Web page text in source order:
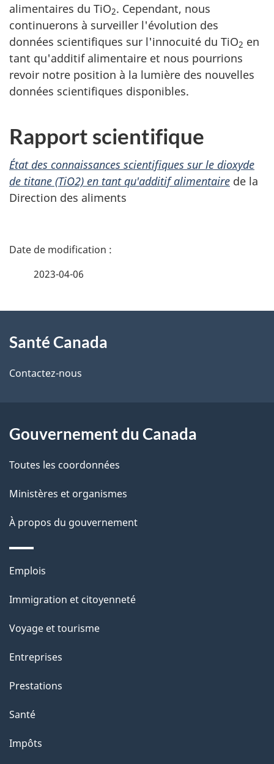
alimentaires du TiO2. Cependant, nous
continuerons à surveiller l'évolution des
données scientifiques sur l'innocuité du TiO2 en
tant qu'additif alimentaire et nous pourrions
revoir notre position à la lumière des nouvelles
données scientifiques disponibles.
Rapport scientifique
État des connaissances scientifiques sur le dioxyde
de titane (TiO2) en tant qu'additif alimentaire de la
Direction des aliments
D
i
l
d
e
p
a
2023-04-06
propos
de
site
Santé Canada
Contactez-nous
Gouvernement du Canada
Toutes les coordonnées
Ministères et organismes
À propos du gouvernement
Thèmes
sujets
Emplois
Immigration et citoyenneté
Voyage et tourisme
Entreprises
Prestations
Santé
Impôts